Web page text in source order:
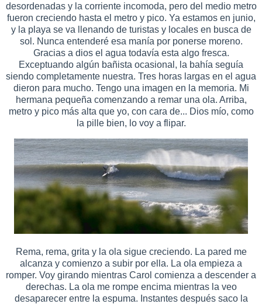
desordenadas y la corriente incomoda, pero del medio metro
fueron creciendo hasta el metro y pico. Ya estamos en junio,
y la playa se va llenando de turistas y locales en busca de
sol. Nunca entenderé esa manía por ponerse moreno.
Gracias a dios el agua todavía esta algo fresca.
Exceptuando algún bañista ocasional, la bahía seguía
siendo completamente nuestra. Tres horas largas en el agua
dieron para mucho. Tengo una imagen en la memoria. Mi
hermana pequeña comenzando a remar una ola. Arriba,
metro y pico más alta que yo, con cara de... Dios mío, como
la pille bien, lo voy a flipar.
Rema, rema, grita y la ola sigue creciendo. La pared me
alcanza y comienzo a subir por ella. La ola empieza a
romper. Voy girando mientras Carol comienza a descender a
derechas. La ola me rompe encima mientras la veo
desaparecer entre la espuma. Instantes después saco la